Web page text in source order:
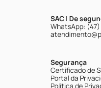
SAC | De
WhatsApp:
Segurança
Certificado de
Portal da
Política de